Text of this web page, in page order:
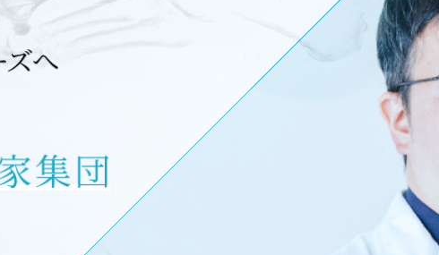
働大臣が定める掲示事項
究に関する情報公開について（オ
フロアマップ
スキルトレーニングセンター 利用
ト）
長
療の提供
セカンドオピニオンの
外来のお会計について
フロア
院内施
LINEサ
無料低
東部病
診断書
みにつ